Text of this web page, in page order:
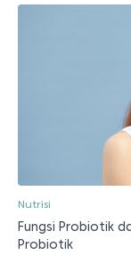
Nutrisi
Fungsi Probiotik
Probiotik